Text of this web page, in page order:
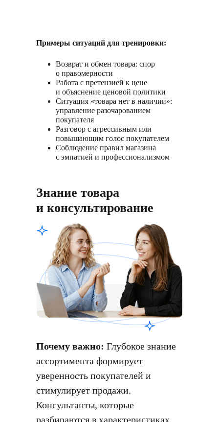
Возврат и обмен товара: спор
о правомерности
Работа с претензией к цене
и объяснение ценовой политики
Ситуация «товара нет в наличии»:
управление разочарованием
покупателя
Разговор с агрессивным или
повышающим голос покупателем
Соблюдение правил магазина
с эмпатией и профессионализмом
Примеры ситуаций для тренировки:
Почему важно: Глубокое знание
ассортимента формирует
уверенность покупателей и
стимулирует продажи.
Консультанты, которые
разбираются в характеристиках,
Знание товара
и консультирование